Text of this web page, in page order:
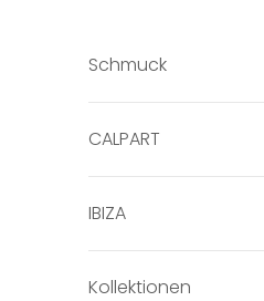
Schmuck
CALPART
IBIZA
Kollektionen